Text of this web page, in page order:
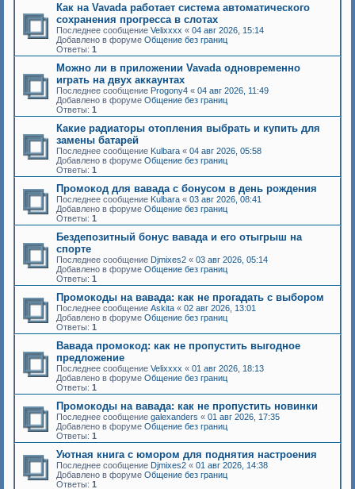
Как на Vavada работает система автоматического
сохранения прогресса в слотах
Последнее сообщение Velixxxx « 04 авг 2026, 15:14
Добавлено в форуме Общение без границ
Ответы: 1
Можно ли в приложении Vavada одновременно
играть на двух аккаунтах
Последнее сообщение Progony4 « 04 авг 2026, 11:49
Добавлено в форуме Общение без границ
Ответы: 1
Какие радиаторы отопления выбрать и купить для
замены батарей
Последнее сообщение Kulbara « 04 авг 2026, 05:58
Добавлено в форуме Общение без границ
Ответы: 1
Промокод для вавада с бонусом в день рождения
Последнее сообщение Kulbara « 03 авг 2026, 08:41
Добавлено в форуме Общение без границ
Ответы: 1
Бездепозитный бонус вавада и его отыгрыш на
спорте
Последнее сообщение Djmixes2 « 03 авг 2026, 05:14
Добавлено в форуме Общение без границ
Ответы: 1
Промокоды на вавада: как не прогадать с выбором
Последнее сообщение Askita « 02 авг 2026, 13:01
Добавлено в форуме Общение без границ
Ответы: 1
Вавада промокод: как не пропустить выгодное
предложение
Последнее сообщение Velixxxx « 01 авг 2026, 18:13
Добавлено в форуме Общение без границ
Ответы: 1
Промокоды на вавада: как не пропустить новинки
Последнее сообщение galexanders « 01 авг 2026, 17:35
Добавлено в форуме Общение без границ
Ответы: 1
Уютная книга с юмором для поднятия настроения
Последнее сообщение Djmixes2 « 01 авг 2026, 14:38
Добавлено в форуме Общение без границ
Ответы: 1